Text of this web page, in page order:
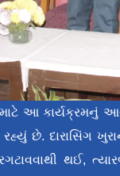
આ કાર્યક્રમનું
છે. દારાસિંગ
થઈ,